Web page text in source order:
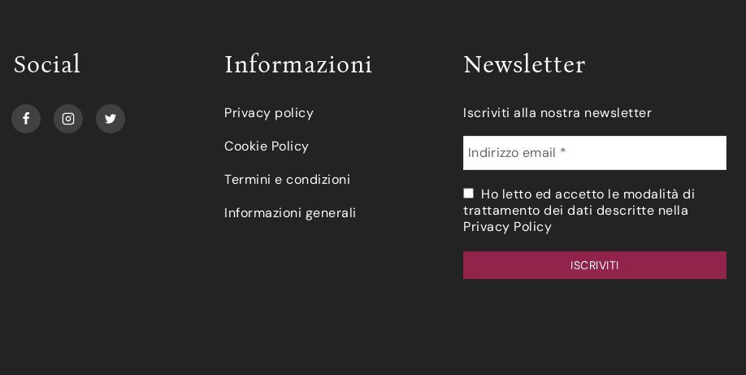
Social Informazioni
Privacy policy
Cookie Policy
Termini e condizioni
Informazioni generali
Newsletter
Iscriviti alla nostra newsletter
Ho letto ed accetto le modalità di
trattamento dei dati descritte nella
Privacy Policy